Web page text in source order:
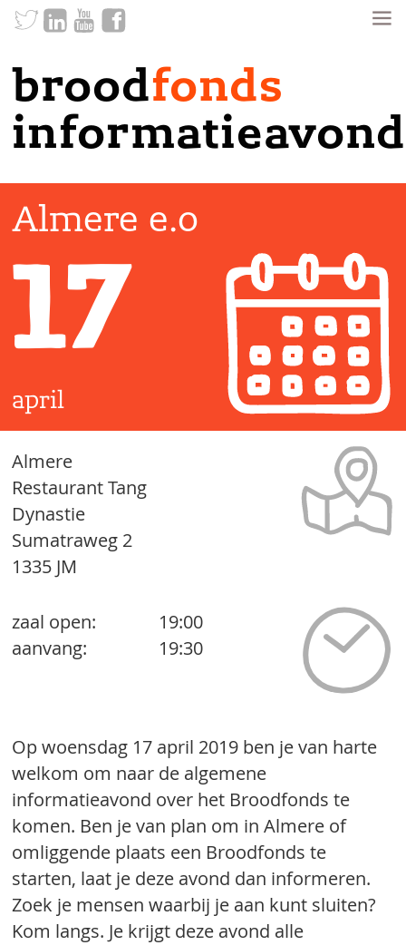
broodfonds
informatieavond
Almere e.o
17
april
Almere
Restaurant Tang
Dynastie
Sumatraweg 2
1335 JM
zaal open:
19:00
aanvang:
19:30
Op woensdag 17 april 2019 ben je van harte
welkom om naar de algemene
informatieavond over het Broodfonds te
komen. Ben je van plan om in Almere of
omliggende plaats een Broodfonds te
starten, laat je deze avond dan informeren.
Zoek je mensen waarbij je aan kunt sluiten?
Kom langs. Je krijgt deze avond alle